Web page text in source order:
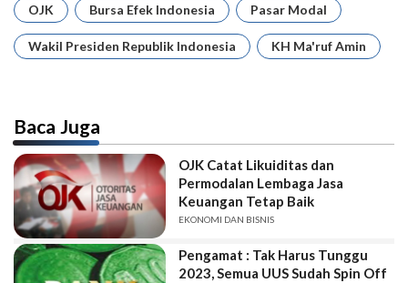
OJK Bursa Efek Indonesia Pasar Modal
Wakil Presiden Republik Indonesia KH Ma'ruf Amin
Baca Juga
OJK Catat Likuiditas dan
Permodalan Lembaga Jasa
Keuangan Tetap Baik
EKONOMI DAN BISNIS
Pengamat : Tak Harus Tunggu
2023, Semua UUS Sudah Spin Off